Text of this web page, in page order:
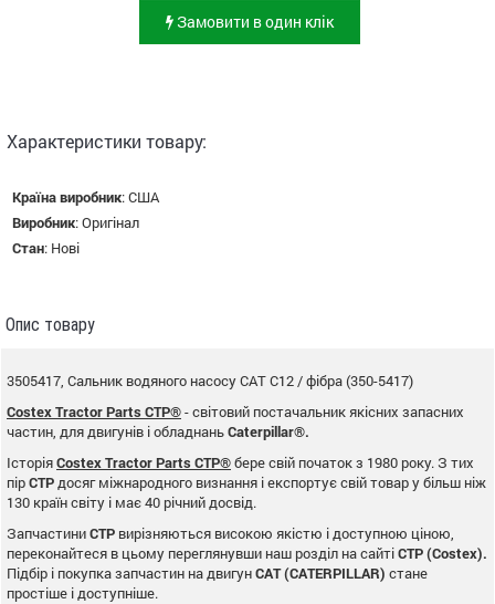
Замовити в один клік
Характеристики товару:
Країна виробник:США
Виробник:Оригінал
Стан: Нові
Опис товару
3505417, Сальник водяного насосу CAT C12 / фібра (350-5417)
Costex Tractor Parts CTP®- світовий постачальник якісних запасних
частин, для двигунів і обладнаньCaterpillar®.
ІсторіяCostex Tractor Parts CTP®бере свій початок з 1980 року. З тих
пірCTP досяг міжнародного визнання і експортує свій товар у більш ніж
130 країн світу і має 40 річний досвід.
ЗапчастиниCTP вирізняються високою якістю і доступною ціною,
переконайтеся в цьому переглянувши наш розділ на сайтіCTP (Costex).
Підбір і покупка запчастин на двигунCAT (CATERPILLAR) стане
простіше і доступніше.